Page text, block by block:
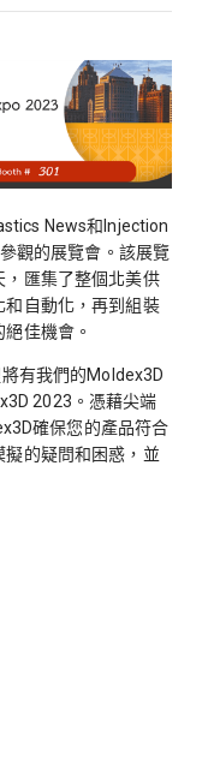
News和Injection
觀的展覽會。該展覽
，匯集了整個北美供
和自動化，再到組裝
佳機會。
有我們的Moldex3D
2023。憑藉尖端
確保您的產品符合
的疑問和困惑，並